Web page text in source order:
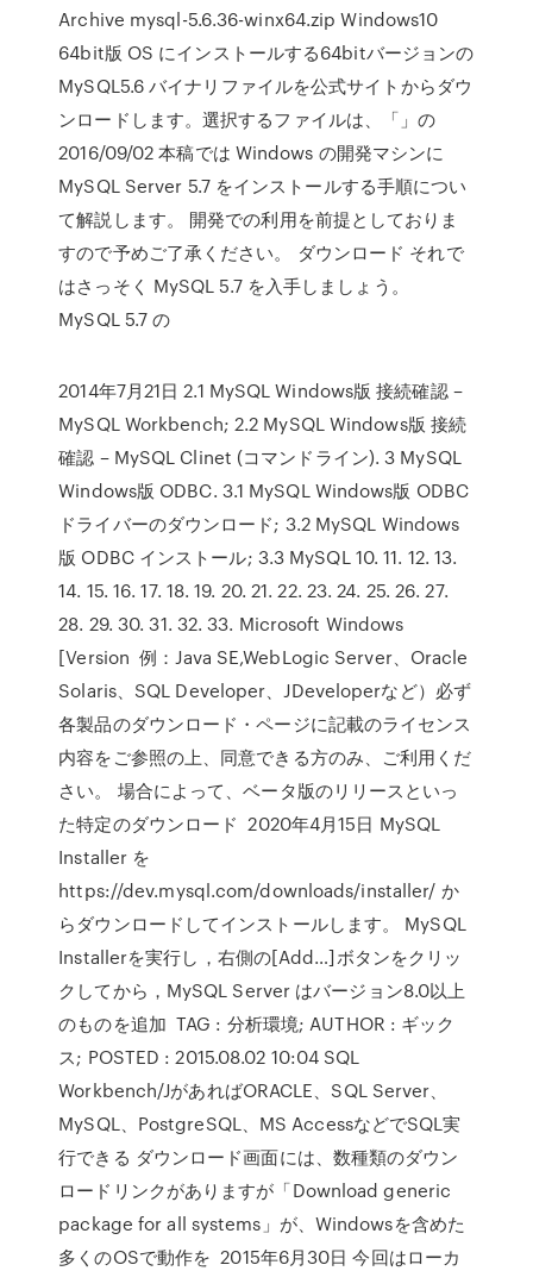
Archive mysql-5.6.36-winx64.zip Windows10
64bit版 OS にインストールする64bitバージョンの
MySQL5.6 バイナリファイルを公式サイトからダウ
ンロードします。選択するファイルは、「」の
2016/09/02 本稿では Windows の開発マシンに
MySQL Server 5.7 をインストールする手順につい
て解説します。 開発での利用を前提としておりま
すので予めご了承ください。 ダウンロード それで
はさっそく MySQL 5.7 を入手しましょう。
MySQL 5.7 の
2014年7月21日 2.1 MySQL Windows版 接続確認 –
MySQL Workbench; 2.2 MySQL Windows版 接続
確認 – MySQL Clinet (コマンドライン). 3 MySQL
Windows版 ODBC. 3.1 MySQL Windows版 ODBC
ドライバーのダウンロード; 3.2 MySQL Windows
版 ODBC インストール; 3.3 MySQL 10. 11. 12. 13.
14. 15. 16. 17. 18. 19. 20. 21. 22. 23. 24. 25. 26. 27.
28. 29. 30. 31. 32. 33. Microsoft Windows
[Version 例：Java SE,WebLogic Server、Oracle
Solaris、SQL Developer、JDeveloperなど）必ず
各製品のダウンロード・ページに記載のライセンス
内容をご参照の上、同意できる方のみ、ご利用くだ
さい。 場合によって、ベータ版のリリースといっ
た特定のダウンロード 2020年4月15日 MySQL
Installer を
https://dev.mysql.com/downloads/installer/ か
らダウンロードしてインストールします。 MySQL
Installerを実行し，右側の[Add…]ボタンをクリッ
クしてから，MySQL Server はバージョン8.0以上
のものを追加 TAG : 分析環境; AUTHOR : ギック
ス; POSTED : 2015.08.02 10:04 SQL
Workbench/JがあればORACLE、SQL Server、
MySQL、PostgreSQL、MS AccessなどでSQL実
行できる ダウンロード画面には、数種類のダウン
ロードリンクがありますが「Download generic
package for all systems」が、Windowsを含めた
多くのOSで動作を 2015年6月30日 今回はローカ